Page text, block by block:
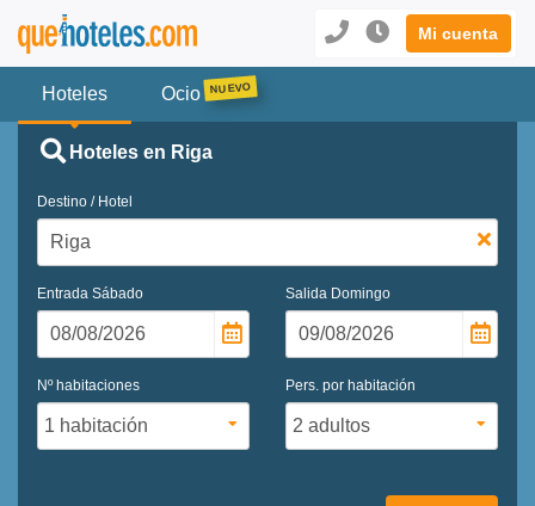
Mi cuenta
Hoteles Ocio
Hoteles en Riga
Destino / Hotel
Entrada Sábado Salida Domingo
Nº habitaciones Pers. por habitación